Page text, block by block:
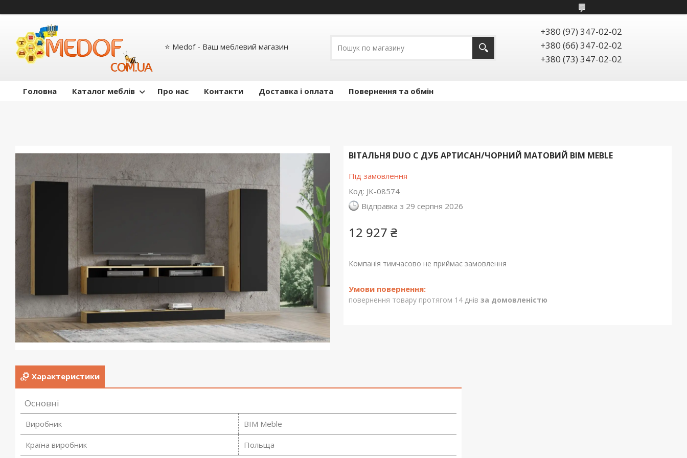
⭐ Medof - Ваш меблевий магазин
+380 (97) 347-02-02
+380 (66) 347-02-02
+380 (73) 347-02-02
Головна Каталог меблів Про нас Контакти Доставка і оплата Повернення та обмін
ВІТАЛЬНЯ DUO C ДУБ АРТИСАН/ЧОРНИЙ МАТОВИЙ BIM MEBLE
Під замовлення
Код: JK-08574
Відправка з 29 серпня 2026
12 927 ₴
Компанія тимчасово не приймає замовлення
повернення товару протягом 14 днів за домовленістю
Характеристики
Основні
Виробник BIM Meble
Країна виробник Польща